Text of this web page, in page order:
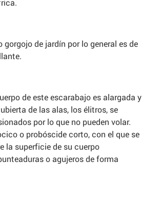
gorgojo de jardín por lo general es de
de este escarabajo es alargada y
de las alas, los élitros, se
por lo que no pueden volar.
o probóscide corto, con el que se
la superficie de su cuerpo
o agujeros de forma